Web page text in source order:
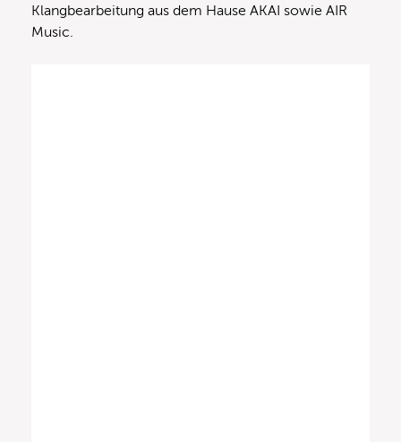
Klangbearbeitung aus dem Hause AKAI sowie AIR
Music.